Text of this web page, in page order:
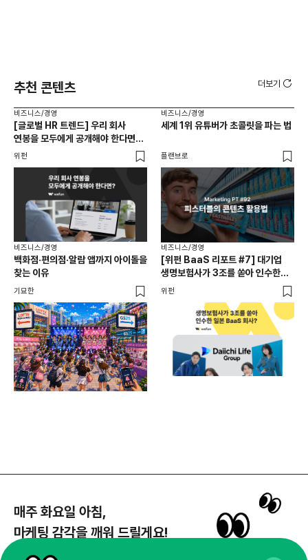
추천 콘텐츠 더보기
비즈니스/경영
[글로벌 HR 트렌드] 우리 회사
연봉을 모두에게 공개해야 한다면? |
급여 투명성 법, 해외 사례, 연봉
위펀
비즈니스/경영
세계 1위 유튜버가 초콜릿을 파는 법
플랜브로
비즈니스/경영
백화점·편의점·알람 앱까지 아이돌을
찾는 이유
기묘한
비즈니스/경영
[위펀 BaaS 리포트 #7] 대기업
생명보험사가 3조를 쏟아 인수한
일본 BaaS 회사의 정체는?
위펀
매주 화요일 아침,
마케팅 감각을 깨워 드릴게요!